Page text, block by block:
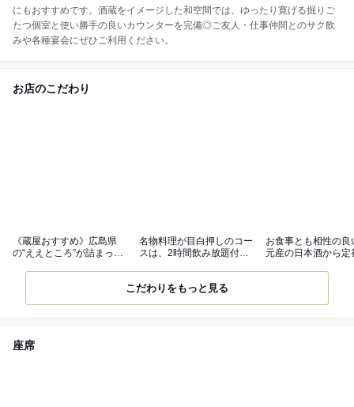
にもおすすめです。酒蔵をイメージした和空間では、ゆったり寛げる掘りご
たつ個室と使い勝手の良いカウンターを完備◎ご友人・仕事仲間とのサク飲
みや各種宴会にぜひご利用ください。
お店のこだわり
《蔵屋おすすめ》広島県
の“ええところ”が詰まった
名物料理が目白押しのコー
スは、2時間飲み放題付で
お食事とも相性の良
元産の日本酒から定
こだわりをもっと見る
座席